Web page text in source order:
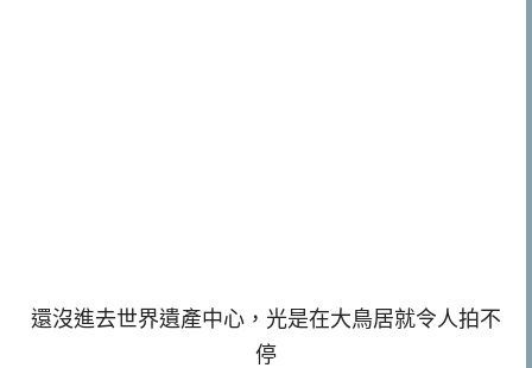
還沒進去世界遺產中心，光是在大鳥居就令人拍不
停